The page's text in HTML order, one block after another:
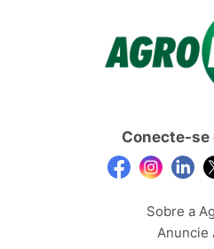
Conecte-se
Sobre a
Anuncie